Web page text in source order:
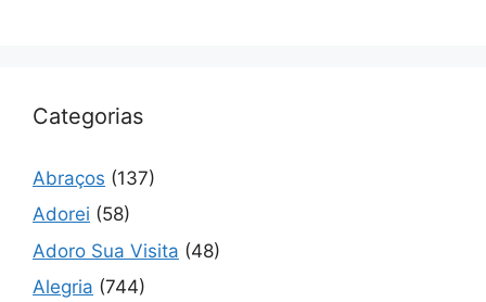
Categorias
Abraços (137)
Adorei (58)
Adoro Sua Visita (48)
Alegria (744)